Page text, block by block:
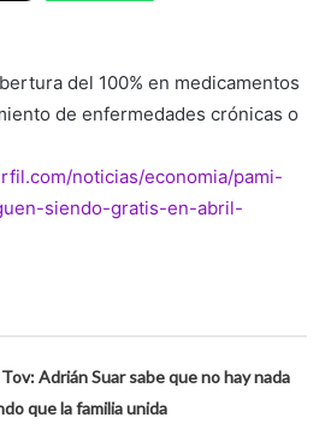
del 100% en medicamentos
de enfermedades crónicas o
noticias/economia/pami-
siendo-gratis-en-abril-
Adrián Suar sabe que no hay nada
que la familia unida